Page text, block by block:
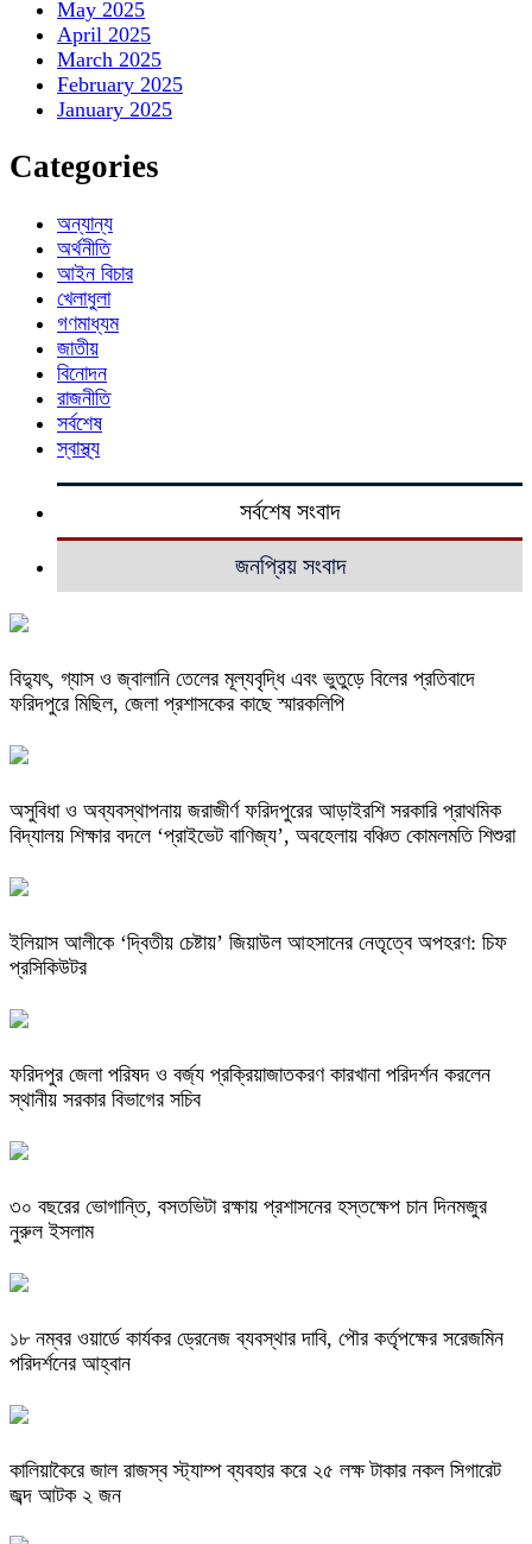
May 2025
April 2025
March 2025
February 2025
January 2025
Categories
অন্যান্য
অর্থনীতি
আইন বিচার
খেলাধুলা
গণমাধ্যম
জাতীয়
বিনোদন
রাজনীতি
সর্বশেষ
স্বাস্থ্য
সর্বশেষ সংবাদ
জনপ্রিয় সংবাদ
বিদ্যুৎ, গ্যাস ও জ্বালানি তেলের মূল্যবৃদ্ধি এবং ভুতুড়ে বিলের প্রতিবাদে
ফরিদপুরে মিছিল, জেলা প্রশাসকের কাছে স্মারকলিপি
অসুবিধা ও অব্যবস্থাপনায় জরাজীর্ণ ফরিদপুরের আড়াইরশি সরকারি প্রাথমিক
বিদ্যালয় শিক্ষার বদলে ‘প্রাইভেট বাণিজ্য’, অবহেলায় বঞ্চিত কোমলমতি শিশুরা
ইলিয়াস আলীকে ‘দ্বিতীয় চেষ্টায়’ জিয়াউল আহসানের নেতৃত্বে অপহরণ: চিফ
প্রসিকিউটর
ফরিদপুর জেলা পরিষদ ও বর্জ্য প্রক্রিয়াজাতকরণ কারখানা পরিদর্শন করলেন
স্থানীয় সরকার বিভাগের সচিব
৩০ বছরের ভোগান্তি, বসতভিটা রক্ষায় প্রশাসনের হস্তক্ষেপ চান দিনমজুর
নুরুল ইসলাম
১৮ নম্বর ওয়ার্ডে কার্যকর ড্রেনেজ ব্যবস্থার দাবি, পৌর কর্তৃপক্ষের সরেজমিন
পরিদর্শনের আহ্বান
কালিয়াকৈরে জাল রাজস্ব স্ট্যাম্প ব্যবহার করে ২৫ লক্ষ টাকার নকল সিগারেট
জব্দ আটক ২ জন